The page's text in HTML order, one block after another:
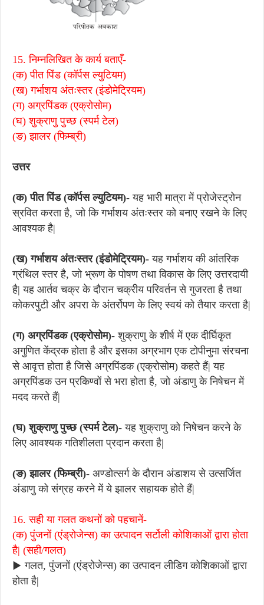
15. निम्नलिखित के कार्य बताएँ-
(क) पीत पिंड (कॉर्पस ल्युटियम)
(ख) गर्भाशय अंतःस्तर (इंडोमेट्रियम)
(ग) अग्रपिंडक (एक्रोसोम)
(घ) शुक्राणु पुच्छ (स्पर्म टेल)
(ङ) झालर (फिम्ब्री)
उत्तर
(क) पीत पिंड (कॉर्पस ल्युटियम)-यह भारी मात्रा में प्रोजेस्ट्रोन
स्रवित करता है, जो कि गर्भाशय अंतःस्तर को बनाए रखने के लिए
आवश्यक है|
(ख) गर्भाशय अंतःस्तर (इंडोमेट्रियम)- यह गर्भाशय की आंतरिक
ग्रंथिल स्तर है, जो भ्रूण के पोषण तथा विकास के लिए उत्तरदायी
है| यह आर्तव चक्र के दौरान चक्रीय परिवर्तन से गुजरता है तथा
कोकरपुटी और अपरा के अंतर्रोपण के लिए स्वयं को तैयार करता है|
(ग) अग्रपिंडक (एक्रोसोम)- शुक्राणु के शीर्ष में एक दीर्घिकृत
अगुणित केंद्रक होता है और इसका अग्रभाग एक टोपीनुमा संरचना
से आवृत्त होता है जिसे अग्रपिंडक (एक्रोसोम) कहते हैं| यह
अग्रपिंडक उन प्रकिण्वों से भरा होता है, जो अंडाणु के निषेचन में
मदद करते हैं|
(घ) शुक्राणु पुच्छ (स्पर्म टेल)- यह शुक्राणु को निषेचन करने के
लिए आवश्यक गतिशीलता प्रदान करता है|
(ङ) झालर (फिम्ब्री)- अण्डोत्सर्ग के दौरान अंडाशय से उत्सर्जित
अंडाणु को संग्रह करने में ये झालर सहायक होते हैं|
16. सही या गलत कथनों को पहचानें-
(क) पुंजनों (एंड्रोजेन्स) का उत्पादन सर्टोली कोशिकाओं द्वारा होता
है| (सही/गलत)
▶ गलत, पुंजनों (एंड्रोजेन्स) का उत्पादन लीडिग कोशिकाओं द्वारा
होता है|